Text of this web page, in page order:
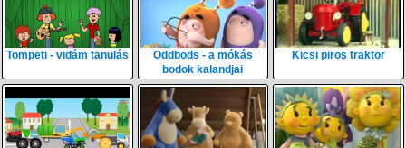
Tompeti - vidám tanulás
Oddbods - a mókás
bodok kalandjai
Kicsi piros traktor